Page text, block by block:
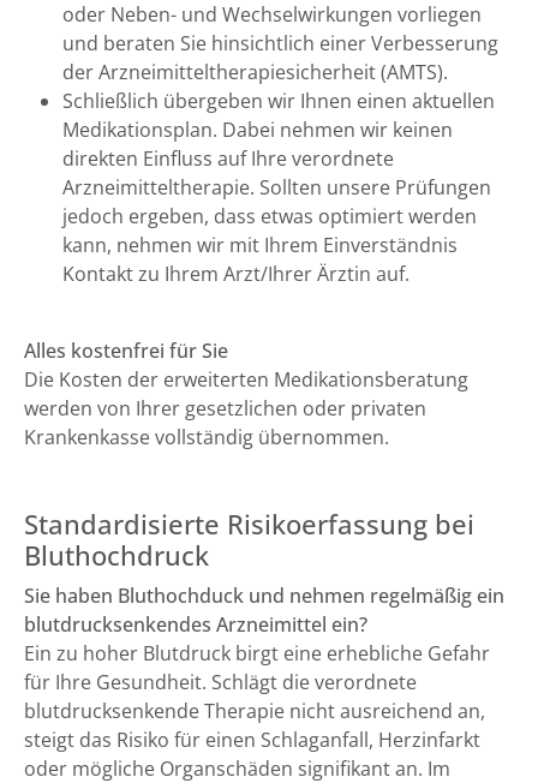
oder Neben- und Wechselwirkungen vorliegen
und beraten Sie hinsichtlich einer Verbesserung
der Arzneimitteltherapiesicherheit (AMTS).
Schließlich übergeben wir Ihnen einen aktuellen
Medikationsplan. Dabei nehmen wir keinen
direkten Einfluss auf Ihre verordnete
Arzneimitteltherapie. Sollten unsere Prüfungen
jedoch ergeben, dass etwas optimiert werden
kann, nehmen wir mit Ihrem Einverständnis
Kontakt zu Ihrem Arzt/Ihrer Ärztin auf.
Alles kostenfrei für Sie
Die Kosten der erweiterten Medikationsberatung
werden von Ihrer gesetzlichen oder privaten
Krankenkasse vollständig übernommen.
Standardisierte Risikoerfassung bei
Bluthochdruck
Sie haben Bluthochduck und nehmen regelmäßig ein
blutdrucksenkendes Arzneimittel ein?
Ein zu hoher Blutdruck birgt eine erhebliche Gefahr
für Ihre Gesundheit. Schlägt die verordnete
blutdrucksenkende Therapie nicht ausreichend an,
steigt das Risiko für einen Schlaganfall, Herzinfarkt
oder mögliche Organschäden signifikant an. Im